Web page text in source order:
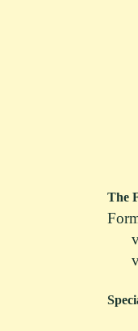
The